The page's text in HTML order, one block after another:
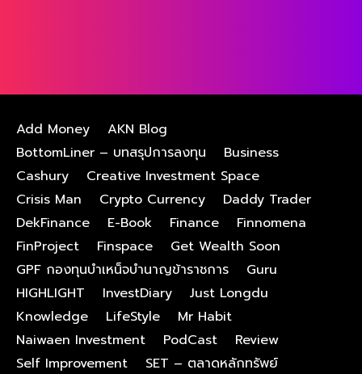
Add Money
AKN Blog
BottomLiner – บทสรุปการลงทุน
Business
Cashury
Creative Investment Space
Crisis Man
Crypto Currency
Daddy Trader
DekFinance
E-Book Finance
Finnomena
FinProject
Finspace
Get Wealth Soon
GPF กองทุนบําเหน็จบํานาญข้าราชการ
Guru
HIGHLIGHT
InvestDiary
Just Longdu
Knowledge
LifeStyle
Mr Habit
Naiwaen Investment
PodCast
Review
Self Improvement
SET – ตลาดหลักทรัพย์